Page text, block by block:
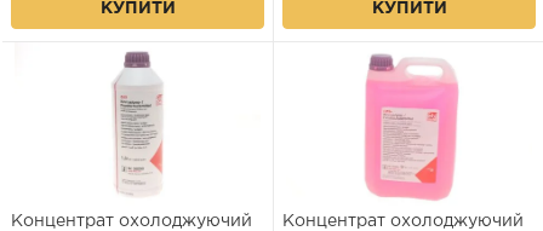
КУПИТИ КУПИТИ
Концентрат охолоджуючий
Концентрат охолоджуючий